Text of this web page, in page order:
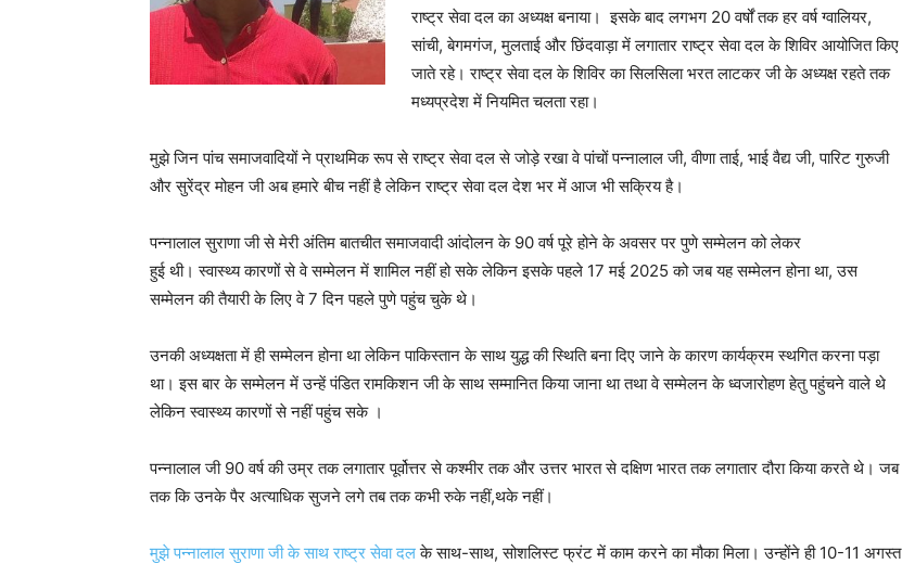
राष्ट्र सेवा दल का अध्यक्ष बनाया। इसके बाद लगभग 20 वर्षों तक हर वर्ष ग्वालियर,
सांची, बेगमगंज, मुलताई और छिंदवाड़ा में लगातार राष्ट्र सेवा दल के शिविर आयोजित किए
जाते रहे। राष्ट्र सेवा दल के शिविर का सिलसिला भरत लाटकर जी के अध्यक्ष रहते तक
मध्यप्रदेश में नियमित चलता रहा।
मुझे जिन पांच समाजवादियों ने प्राथमिक रूप से राष्ट्र सेवा दल से जोड़े रखा वे पांचों पन्नालाल जी, वीणा ताई, भाई वैद्य जी, पारिट गुरुजी
और सुरेंद्र मोहन जी अब हमारे बीच नहीं है लेकिन राष्ट्र सेवा दल देश भर में आज भी सक्रिय है।
पन्नालाल सुराणा जी से मेरी अंतिम बातचीत समाजवादी आंदोलन के 90 वर्ष पूरे होने के अवसर पर पुणे सम्मेलन को लेकर
हुई थी। स्वास्थ्य कारणों से वे सम्मेलन में शामिल नहीं हो सके लेकिन इसके पहले 17 मई 2025 को जब यह सम्मेलन होना था, उस
सम्मेलन की तैयारी के लिए वे 7 दिन पहले पुणे पहुंच चुके थे।
उनकी अध्यक्षता में ही सम्मेलन होना था लेकिन पाकिस्तान के साथ युद्ध की स्थिति बना दिए जाने के कारण कार्यक्रम स्थगित करना पड़ा
था। इस बार के सम्मेलन में उन्हें पंडित रामकिशन जी के साथ सम्मानित किया जाना था तथा वे सम्मेलन के ध्वजारोहण हेतु पहुंचने वाले थे
लेकिन स्वास्थ्य कारणों से नहीं पहुंच सके ।
पन्नालाल जी 90 वर्ष की उम्र तक लगातार पूर्वोत्तर से कश्मीर तक और उत्तर भारत से दक्षिण भारत तक लगातार दौरा किया करते थे। जब
तक कि उनके पैर अत्याधिक सुजने लगे तब तक कभी रुके नहीं,थके नहीं।
मुझे पन्नालाल सुराणा जी के साथ राष्ट्र सेवा दलके साथ-साथ, सोशलिस्ट फ्रंट में काम करने का मौका मिला। उन्होंने ही 10-11 अगस्त